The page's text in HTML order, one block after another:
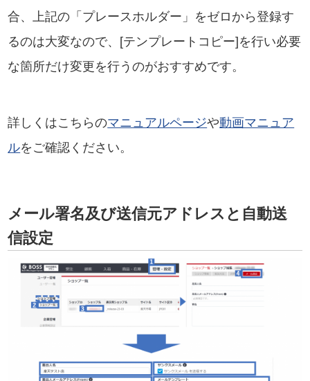
合、上記の「プレースホルダー」をゼロから登録す
るのは大変なので、[テンプレートコピー]を行い必要
な箇所だけ変更を行うのがおすすめです。
詳しくはこちらのマニュアルページや動画マニュア
ルをご確認ください。
メール署名及び送信元アドレスと自動送
信設定